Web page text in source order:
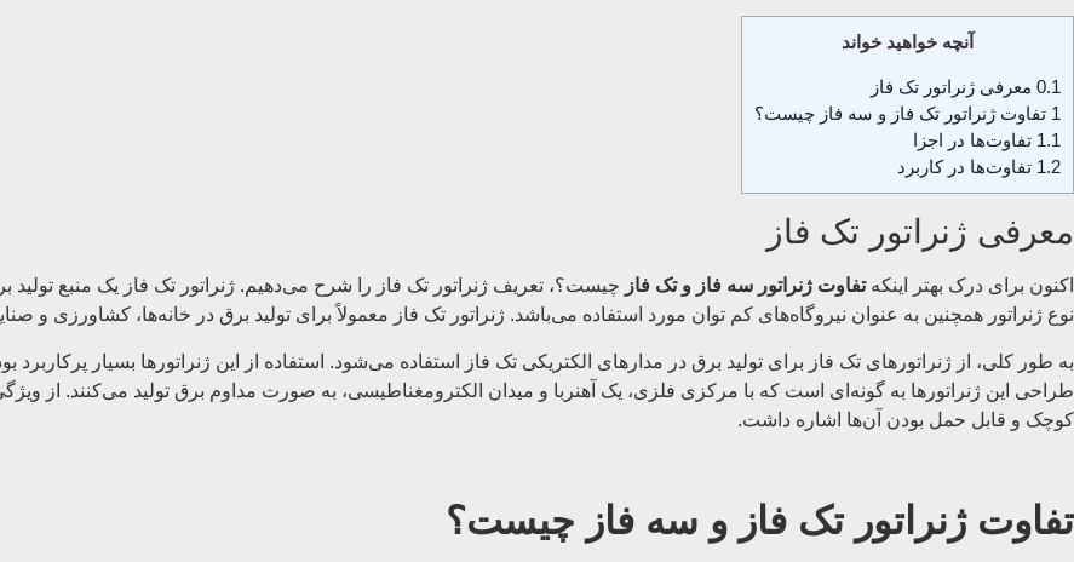
آنچه خواهید خواند
0.1 معرفی ژنراتور تک فاز
1 تفاوت ژنراتور تک فاز و سه فاز چیست؟
1.1 تفاوت‌ها در اجزا
1.2 تفاوت‌ها در کاربرد
معرفی ژنراتور تک فاز
اکنون برای درک بهتر اینکهتفاوت ژنراتور سه فاز و تک فاز چیست؟، تعریف ژنراتور تک فاز را شرح می‌دهیم. ژنراتور تک فاز یک منبع تولید
نوع ژنراتور همچنین به عنوان نیروگاه‌های کم توان مورد استفاده می‌باشد. ژنراتور تک فاز معمولاً برای تولید برق در خانه‌ها، کشاورزی و
به طور کلی، از ژنراتورهای تک فاز برای تولید برق در مدارهای الکتریکی تک فاز استفاده می‌شود. استفاده از این ژنراتورها بسیار
طراحی این ژنراتورها به گونه‌ای است که با مرکزی فلزی، یک آهنربا و میدان الکترومغناطیسی، به صورت مداوم برق تولید می‌کنند. از
کوچک و قابل حمل بودن آن‌ها اشاره داشت.
تفاوت ژنراتور تک فاز و سه فاز چیست؟